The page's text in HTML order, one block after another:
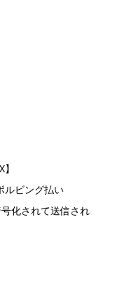
ルビング払い
号化されて送信され